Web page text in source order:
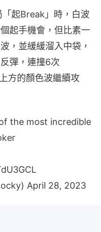
起Break」時，白波
起手機會，但比素一
，並緩緩溜入中袋，
彈，連撞6次
方的顏色波繼續攻
the most incredible
April 28, 2023